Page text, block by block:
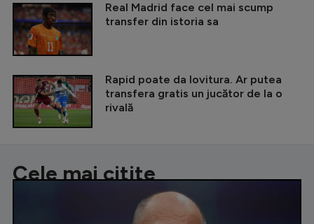
Real Madrid face cel mai scump
transfer din istoria sa
Rapid poate da lovitura. Ar putea
transfera gratis un jucător de la o
rivală
Cele mai citite